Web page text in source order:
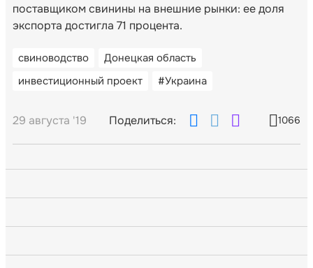
поставщиком свинины на внешние рынки: ее доля
экспорта достигла 71 процента.
свиноводство
Донецкая область
инвестиционный проект
#Украина
29 августа '19 Поделиться: 1066